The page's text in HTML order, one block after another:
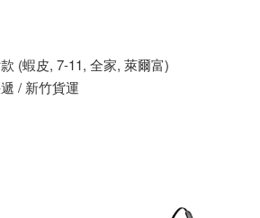
(蝦皮, 7-11, 全家, 萊爾富)
/ 新竹貨運